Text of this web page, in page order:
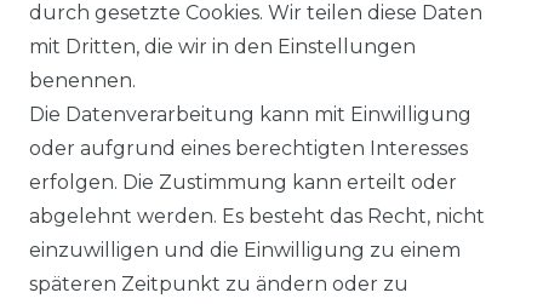
14 TAGE RÜCKGABERECHT
Laro-Shop.de
06233-7705680
info@laro-shop.de
durch gesetzte Cookies. Wir teilen diese Daten
mit Dritten, die wir in den Einstellungen
benennen.
Die Datenverarbeitung kann mit Einwilligung
oder aufgrund eines berechtigten Interesses
erfolgen. Die Zustimmung kann erteilt oder
abgelehnt werden. Es besteht das Recht, nicht
einzuwilligen und die Einwilligung zu einem
späteren Zeitpunkt zu ändern oder zu